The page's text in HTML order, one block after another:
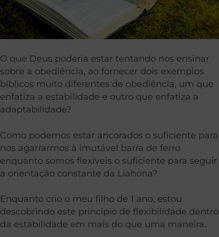
O que Deus poderia estar tentando nos ensinar
sobre a obediência, ao fornecer dois exemplos
bíblicos muito diferentes de obediência, um que
enfatiza a estabilidade e outro que enfatiza a
adaptabilidade?
Como podemos estar ancorados o suficiente para
nos agarrarmos à imutável barra de ferro
enquanto somos flexíveis o suficiente para seguir
a orientação constante da Liahona?
Enquanto crio o meu filho de 1 ano, estou
descobrindo este princípio de flexibilidade dentro
da estabilidade em mais do que uma maneira.